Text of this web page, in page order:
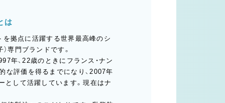
は
を拠点に活躍する世界最高峰のシ
専門ブランドです。
年、22歳のときにフランス・ナン
な評価を得るまでになり、2007年
として活躍しています。現在はナ